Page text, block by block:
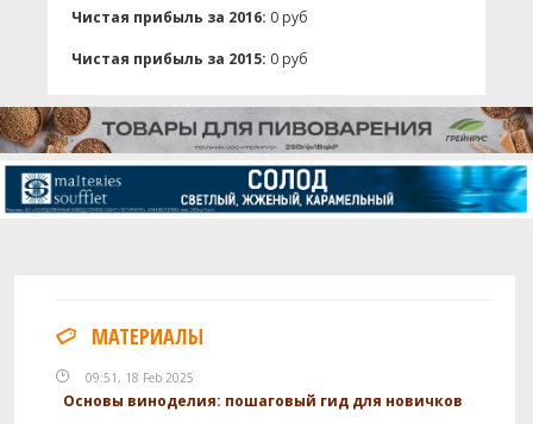
Чистая прибыль за 2016: 0 руб
Чистая прибыль за 2015: 0 руб
МАТЕРИАЛЫ
09:51, 18 Feb 2025
Основы виноделия: пошаговый гид для новичков